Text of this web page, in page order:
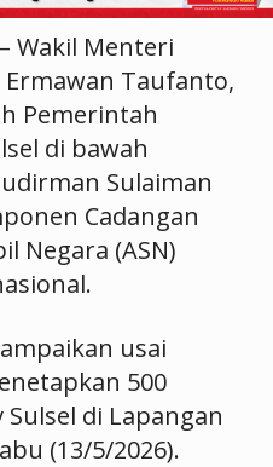
– Wakil Menteri
Ermawan Taufanto,
Pemerintah
di bawah
Sulaiman
Cadangan
Negara (ASN)
usai
500
Sulsel di Lapangan
(13/5/2026).